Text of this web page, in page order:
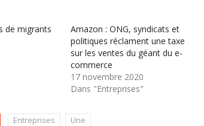
de migrants
Amazon : ONG, syndicats et
politiques réclament une taxe
sur les ventes du géant du e-
commerce
17 novembre 2020
Dans "Entreprises"
Entreprises
Une